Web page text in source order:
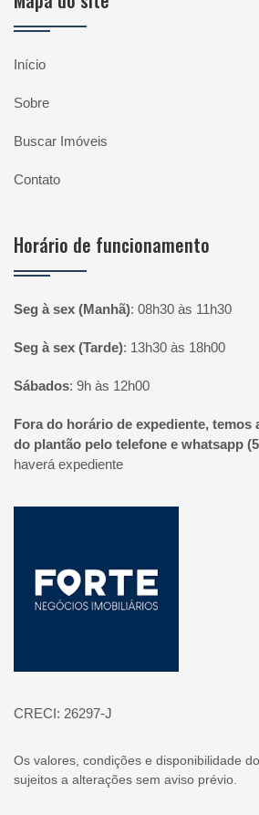
Início
Sobre
Buscar Imóveis
Contato
Horário de funcionamento
Seg à sex (Manhã): 08h30 às 11h30
Seg à sex (Tarde): 13h30 às 18h00
Sábados: 9h às 12h00
Fora do horário de expediente, temos
do plantão pelo telefone e whatsapp
haverá expediente
CRECI: 26297-J
Os valores, condições e disponibilidade
sujeitos a alterações sem aviso prévio.